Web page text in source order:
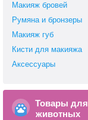
Макияж бровей
Румяна и бронзеры
Макияж губ
Кисти для макияжа
Аксессуары
Товары для
животных